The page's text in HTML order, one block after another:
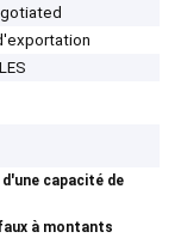
capacité de
à montants